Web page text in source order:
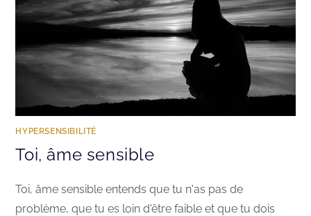
HYPERSENSIBILITÉ
Toi, âme sensible
Toi, âme sensible entends que tu n'as pas de
problème, que tu es loin d'être faible et que tu dois